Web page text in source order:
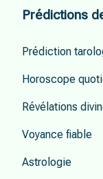
Prédictions
Prédiction
Horoscope
Révélations
Voyance fiable
Astrologie